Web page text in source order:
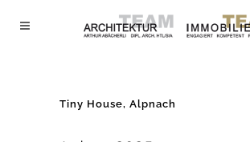
Tiny House, Alpnach